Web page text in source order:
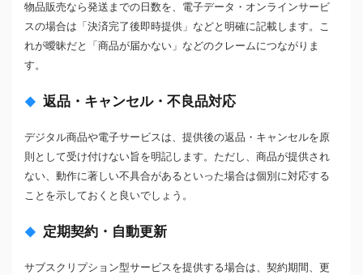
物品販売なら発送までの日数を、電子データ・オンラインサービ
スの場合は「決済完了後即時提供」などと明確に記載します。こ
れが曖昧だと「商品が届かない」などのクレームにつながりま
す。
返品・キャンセル・不良品対応
デジタル商品や電子サービスは、提供後の返品・キャンセルを原
則として受け付けない旨を明記します。ただし、商品が提供され
ない、動作に著しい不具合があるといった場合は個別に対応する
ことを示しておくと良いでしょう。
定期契約・自動更新
サブスクリプション型サービスを提供する場合は、契約期間、更